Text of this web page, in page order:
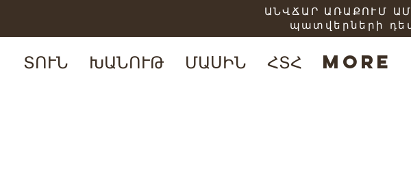
ՏՈՒՆ ԽԱՆՈՒԹ ՄԱՍԻՆ ՀՏՀ More
ԱՆՎՃԱՐ ԱՌԱՔՈՒՄ
պատվերների